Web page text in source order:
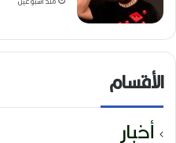
الأقسام
أخبار